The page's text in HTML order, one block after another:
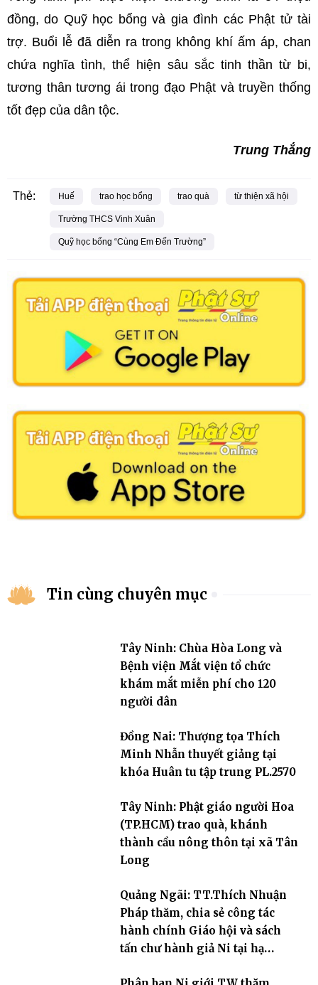
đồng, do Quỹ học bổng và gia đình các Phật tử tài
trợ. Buổi lễ đã diễn ra trong không khí ấm áp, chan
chứa nghĩa tình, thể hiện sâu sắc tinh thần từ bi,
tương thân tương ái trong đạo Phật và truyền thống
tốt đẹp của dân tộc.
Trung Thắng
Thẻ: Huế trao học bổng trao quà từ thiện xã hội
Trường THCS Vinh Xuân
Quỹ học bổng “Cùng Em Đến Trường”
Tin cùng chuyên mục
Tây Ninh: Chùa Hòa Long và
Bệnh viện Mắt viện tổ chức
khám mắt miễn phí cho 120
người dân
Đồng Nai: Thượng tọa Thích
Minh Nhẫn thuyết giảng tại
khóa Huân tu tập trung PL.2570
Tây Ninh: Phật giáo người Hoa
(TP.HCM) trao quà, khánh
thành cầu nông thôn tại xã Tân
Long
Quảng Ngãi: TT.Thích Nhuận
Pháp thăm, chia sẻ công tác
hành chính Giáo hội và sách
tấn chư hành giả Ni tại hạ